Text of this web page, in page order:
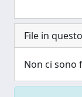
File in
Non ci sono